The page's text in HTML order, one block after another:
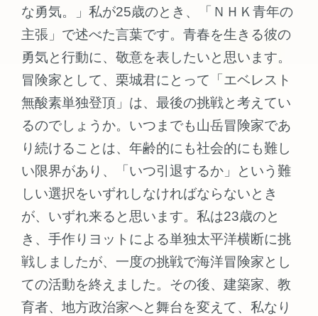
な勇気。」私が25歳のとき、「ＮＨＫ青年の
主張」で述べた言葉です。青春を生きる彼の
勇気と行動に、敬意を表したいと思います。
冒険家として、栗城君にとって「エベレスト
無酸素単独登頂」は、最後の挑戦と考えてい
るのでしょうか。いつまでも山岳冒険家であ
り続けることは、年齢的にも社会的にも難し
い限界があり、「いつ引退するか」という難
しい選択をいずれしなければならないとき
が、いずれ来ると思います。私は23歳のと
き、手作りヨットによる単独太平洋横断に挑
戦しましたが、一度の挑戦で海洋冒険家とし
ての活動を終えました。その後、建築家、教
育者、地方政治家へと舞台を変えて、私なり